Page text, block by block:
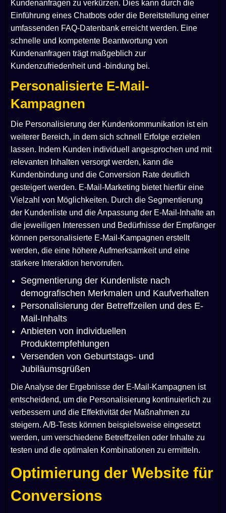
Kundenanfragen zu verkürzen. Dies kann durch die
Einführung eines Chatbots oder die Bereitstellung einer
umfassenden FAQ-Datenbank erreicht werden. Eine
schnelle und kompetente Beantwortung von
Kundenanfragen trägt maßgeblich zur
Kundenzufriedenheit und -bindung bei.
Personalisierte E-Mail-
Kampagnen
Die Personalisierung der Kundenkommunikation ist ein
weiterer Bereich, in dem sich schnell Erfolge erzielen
lassen. Indem Kunden individuell angesprochen und mit
relevanten Inhalten versorgt werden, kann die
Kundenbindung und die Conversion Rate deutlich
gesteigert werden. E-Mail-Marketing bietet hierfür eine
Vielzahl von Möglichkeiten. Durch die Segmentierung
der Kundenliste und die Anpassung der E-Mail-Inhalte an
die jeweiligen Interessen und Bedürfnisse der Empfänger
können personalisierte E-Mail-Kampagnen erstellt
werden, die eine höhere Aufmerksamkeit und eine
stärkere Interaktion hervorrufen.
Segmentierung der Kundenliste nach
demografischen Merkmalen und Kaufverhalten
Personalisierung der Betreffzeilen und des E-
Mail-Inhalts
Anbieten von individuellen
Produktempfehlungen
Versenden von Geburtstags- und
Jubiläumsgrüßen
Die Analyse der Ergebnisse der E-Mail-Kampagnen ist
entscheidend, um die Personalisierung kontinuierlich zu
verbessern und die Effektivität der Maßnahmen zu
steigern. A/B-Tests können beispielsweise eingesetzt
werden, um verschiedene Betreffzeilen oder Inhalte zu
testen und die optimalen Kombinationen zu ermitteln.
Optimierung der Website für
Conversions